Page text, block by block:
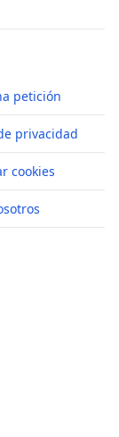
petición
privacidad
cookies